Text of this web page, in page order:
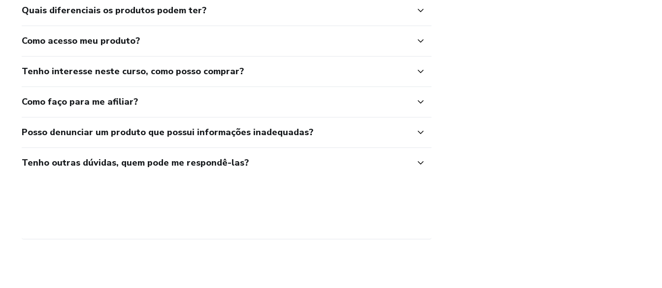
Quais diferenciais os produtos podem ter?
Como acesso meu produto?
Tenho interesse neste curso, como posso comprar?
Como faço para me afiliar?
Posso denunciar um produto que possui informações inadequadas?
Tenho outras dúvidas, quem pode me respondê-las?